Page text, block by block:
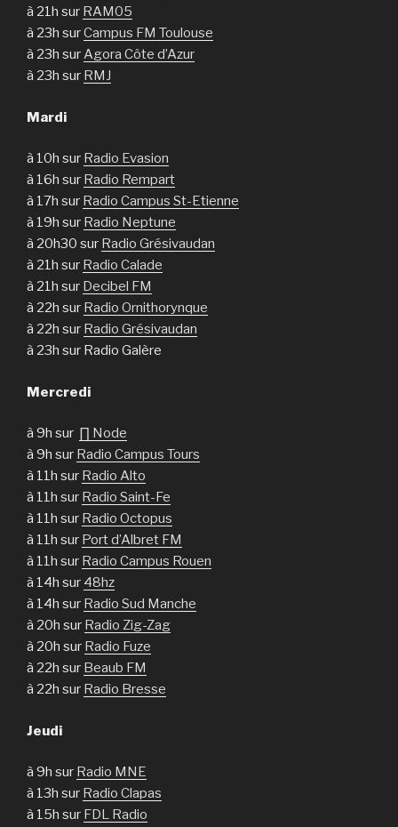
à 21h sur RAM05
à 23h surCampus FM Toulouse
à 23h surAgora Côte d’Azur
à 23h sur RMJ
Mardi
à 10h sur Radio Evasion
à 16h sur Radio Rempart
à 17h sur Radio Campus St-Etienne
à 19h sur Radio Neptune
à 20h30 sur Radio Grésivaudan
à 21h sur Radio Calade
à 21h sur Decibel FM
à 22h sur Radio Ornithorynque
à 22h sur Radio Grésivaudan
à 23h sur Radio Galère
Mercredi
à 9h sur ∏ Node
à 9h sur Radio Campus Tours
à 11h sur Radio Alto
à 11h sur Radio Saint-Fe
à 11h sur Radio Octopus
à 11h sur Port d’Albret FM
à 11h sur Radio Campus Rouen
à 14h sur 48hz
à 14h sur Radio Sud Manche
à 20h sur Radio Zig-Zag
à 20h sur Radio Fuze
à 22h sur Beaub FM
à 22h sur Radio Bresse
Jeudi
à 9h sur Radio MNE
à 13h sur Radio Clapas
à 15h sur FDL Radio